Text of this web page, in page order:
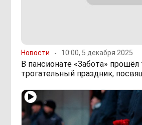
Новости 10:00, 5 декабря 2025
В пансионате «Забота»
трогательный праздник,